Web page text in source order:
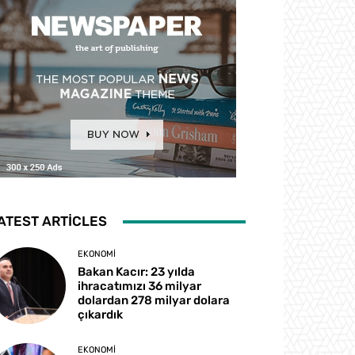
ARTICLES
EKONOMI
Bakan Kacır: 23 yılda
ihracatımızı 36 milyar
dolardan 278 milyar dolara
çıkardık
EKONOMI